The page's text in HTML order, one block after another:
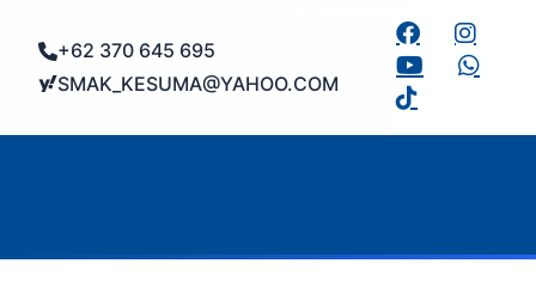
+62 370 645 695
SMAK_KESUMA@YAHOO.COM